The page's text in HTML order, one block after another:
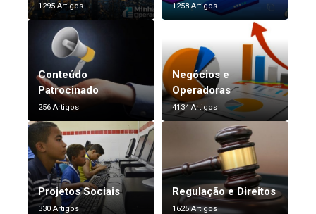
1295 Artigos 1258 Artigos
Conteúdo
Patrocinado
256 Artigos
Negócios e
Operadoras
4134 Artigos
Projetos Sociais
330 Artigos
Regulação e Direitos
1625 Artigos